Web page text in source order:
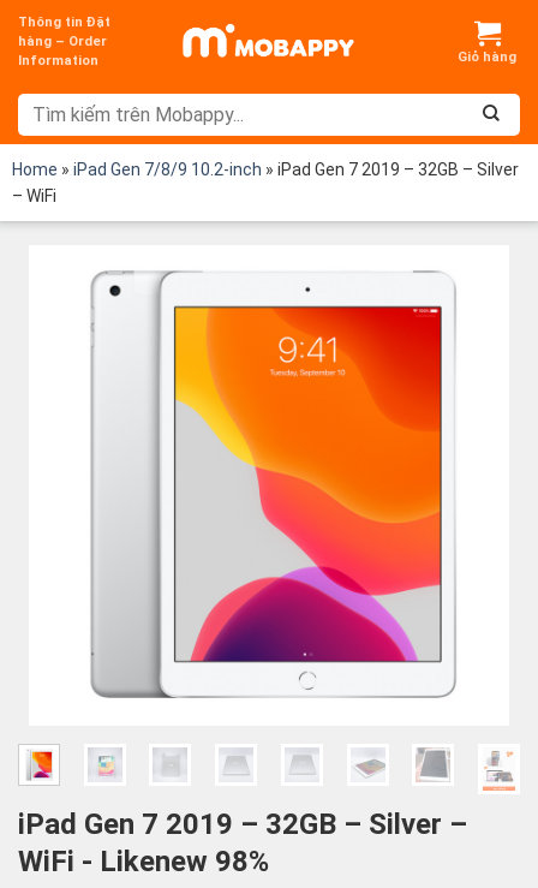
Chuyển
đến
dung
Thông tin Đặt
hàng – Order
Information
Home » iPad Gen 7/8/9 10.2-inch » iPad Gen 7 2019 – 32GB – Silver
– WiFi
iPad Gen 7 2019 – 32GB – Silver –
WiFi - Likenew 98%